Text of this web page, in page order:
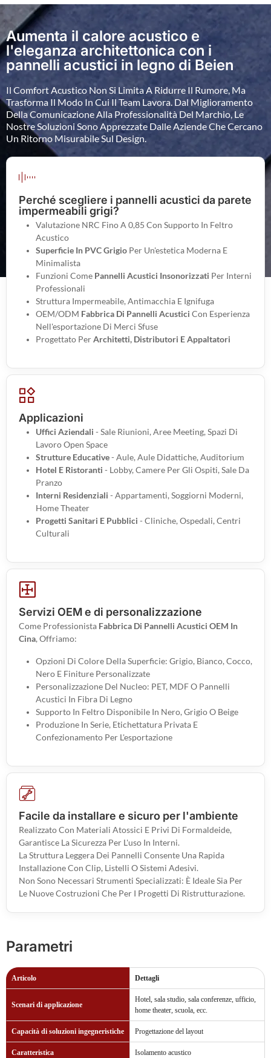
Aumenta il calore acustico e
l'eleganza architettonica con i
pannelli acustici in legno di Beien
Il Comfort Acustico Non Si Limita A Ridurre Il Rumore, Ma
Trasforma Il Modo In Cui Il Team Lavora. Dal Miglioramento
Della Comunicazione Alla Professionalità Del Marchio, Le
Nostre Soluzioni Sono Apprezzate Dalle Aziende Che Cercano
Un Ritorno Misurabile Sul Design.
Perché scegliere i pannelli acustici da parete
impermeabili grigi?
Valutazione NRC Fino A 0,85 Con Supporto In Feltro
Acustico
Superficie In PVC Grigio Per Un'estetica Moderna E
Minimalista
Funzioni Come Pannelli Acustici Insonorizzati Per Interni
Professionali
Struttura Impermeabile, Antimacchia E Ignifuga
OEM/ODM Fabbrica Di Pannelli Acustici Con Esperienza
Nell'esportazione Di Merci Sfuse
Progettato PerArchitetti, Distributori E Appaltatori
Applicazioni
Uffici Aziendali - Sale Riunioni, Aree Meeting, Spazi Di
Lavoro Open Space
Strutture Educative- Aule, Aule Didattiche, Auditorium
Hotel E Ristoranti - Lobby, Camere Per Gli Ospiti, Sale Da
Pranzo
Interni Residenziali - Appartamenti, Soggiorni Moderni,
Home Theater
Progetti Sanitari E Pubblici - Cliniche, Ospedali, Centri
Culturali
Servizi OEM e di personalizzazione
Come Professionista Fabbrica Di Pannelli Acustici OEM In
Cina, Offriamo:
Opzioni Di Colore Della Superficie: Grigio, Bianco, Cocco,
Nero E Finiture Personalizzate
Personalizzazione Del Nucleo: PET, MDF O Pannelli
Acustici In Fibra Di Legno
Supporto In Feltro Disponibile In Nero, Grigio O Beige
Produzione In Serie, Etichettatura Privata E
Confezionamento Per L'esportazione
Facile da installare e sicuro per l'ambiente
Realizzato Con Materiali Atossici E Privi Di Formaldeide,
Garantisce La Sicurezza Per L'uso In Interni.
La Struttura Leggera Dei Pannelli Consente Una Rapida
Installazione Con Clip, Listelli O Sistemi Adesivi.
Non Sono Necessari Strumenti Specializzati: È Ideale Sia Per
Le Nuove Costruzioni Che Per I Progetti Di Ristrutturazione.
Parametri
Articolo Dettagli
Scenari di applicazione
Hotel, sala studio, sala conferenze, ufficio,
home theater, scuola, ecc.
Capacità di soluzioni ingegneristiche Progettazione del layout
Caratteristica Isolamento acustico